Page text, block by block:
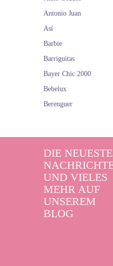
Antonio Juan
Así
Barbie
Barriguitas
Bayer Chic 2000
Bebelux
Berenguer
DIE
UND VIELES
MEHR AUF
UNSEREM
BLOG